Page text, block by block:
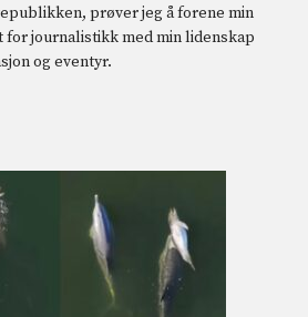
prøver jeg å forene min
journalistikk med min lidenskap
og eventyr.